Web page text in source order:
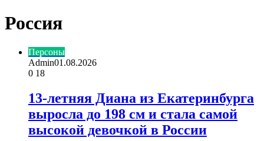
Россия
Персоны
Admin01.08.2026
0 18
13-летняя Диана из Екатеринбурга
выросла до 198 см и стала самой
высокой девочкой в России